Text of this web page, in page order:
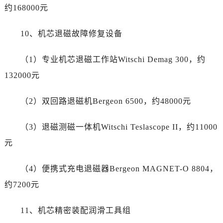
云南省普洱市思茅区振兴大道劳力士售后服务中心（需提前预约）
云南省昭通市昭阳区青年路劳力士售后服务中心（需提前预约）
浙江省温州市鹿城区锦绣路1067号置信广场10层1015室劳力士售后服务中心（需提前预约）
约168000元
10、机芯退磁故障修复设备
（1）专业机芯退磁工作站Witschi Demag 300，约
132000元
（2）双回路退磁机Bergeon 6500，约48000元
（3）退磁测磁一体机Witschi Teslascope II，约11000
元
（4）便携式充电退磁器Bergeon MAGNET-O 8804，
约7200元
11、机芯精密装配润滑工具组